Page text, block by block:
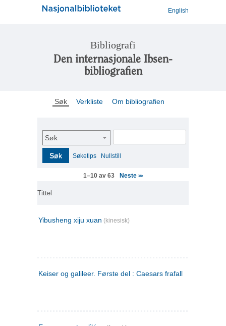
English
Bibliografi
Den internasjonale Ibsen-
bibliografien
Søk Verkliste Om bibliografien
Søk
Søk Søketips Nullstill
1–10 av 63 Neste>>
Tittel
Yibusheng xiju xuan (kinesisk)
Keiser og galileer. Første del : Caesars frafall